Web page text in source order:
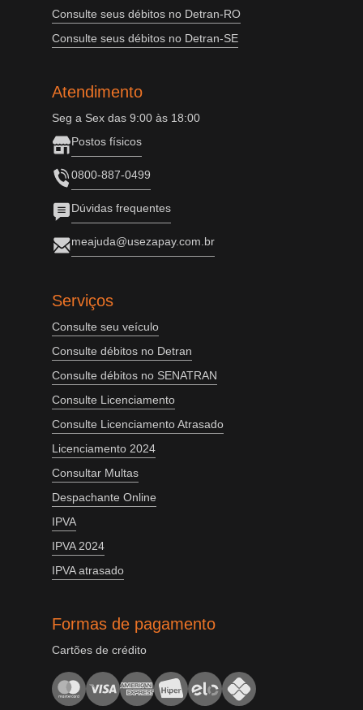
Consulte seus débitos no Detran-RO
Consulte seus débitos no Detran-SE
Atendimento
Seg a Sex das 9:00 às 18:00
Postos físicos
0800-887-0499
Dúvidas frequentes
meajuda@usezapay.com.br
Serviços
Consulte seu veículo
Consulte débitos no Detran
Consulte débitos no SENATRAN
Consulte Licenciamento
Consulte Licenciamento Atrasado
Licenciamento 2024
Consultar Multas
Despachante Online
IPVA
IPVA 2024
IPVA atrasado
Formas de pagamento
Cartões de crédito